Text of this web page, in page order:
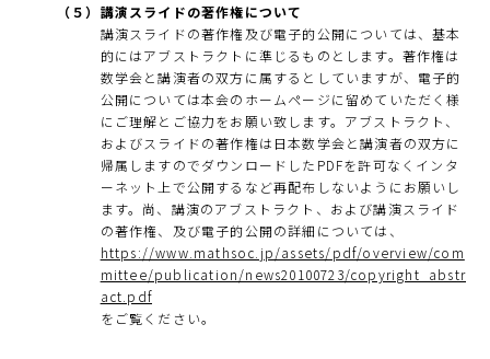
（５） 講演スライドの著作権について
講演スライドの著作権及び電子的公開については、基本
的にはアブストラクトに準じるものとします。著作権は
数学会と講演者の双方に属するとしていますが、電子的
公開については本会のホームページに留めていただく様
にご理解とご協力をお願い致します。アブストラクト、
およびスライドの著作権は日本数学会と講演者の双方に
帰属しますのでダウンロードしたPDFを許可なくインタ
ーネット上で公開するなど再配布しないようにお願いし
ます。尚、講演のアブストラクト、および講演スライド
の著作権、及び電子的公開の詳細については、
https://www.mathsoc.jp/assets/pdf/overview/com
mittee/publication/news20100723/copyright_abstr
act.pdf
をご覧ください。